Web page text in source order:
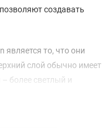
создавать
является то, что они
слой обычно имеет
более светлый и
интересные эффекты,